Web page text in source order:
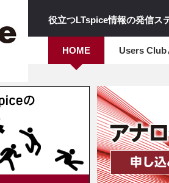
役立つLTspice情報の発信ス
HOME Users Club